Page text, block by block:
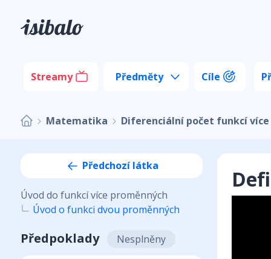
Streamy Předměty Cíle
Matematika Diferenciální počet funkcí více
Předchozí látka
Úvod do funkcí více proměnných
Úvod o funkci dvou proměnných
Předpoklady Nesplněny